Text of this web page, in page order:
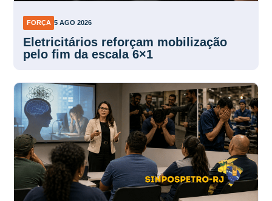
FORÇA 5 AGO 2026
Eletricitários reforçam mobilização
pelo fim da escala 6×1